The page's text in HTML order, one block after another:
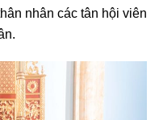
nhân các tân hội viên